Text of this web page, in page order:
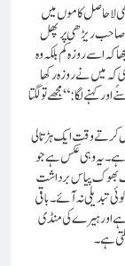
لاحاصل کاموں میں
صاحب ریڑھی پر پھل
اسے روزہ کم بلکہ وہ
میں نے روزہ رکھا
لگا: “مجھے تو لگتا
کرتے وقت ایک ہڑتالی
ہے۔ یہ وہی عکس ہے جو
بھوک پیاس برداشت
تبدیلی نہ آئے۔ باقی
ہے اور ہیرے کی منڈی
ہے۔